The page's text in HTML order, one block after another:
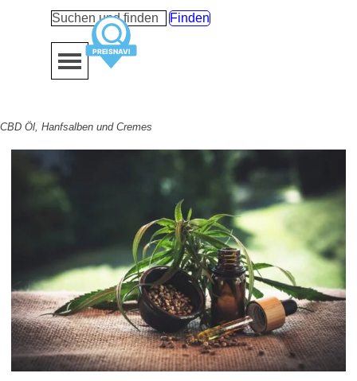
Finden
Menü überspringen
CBD Öl, Hanfsalben und Cremes